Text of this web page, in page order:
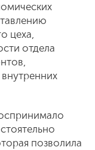
цеха,
отдела
позволила